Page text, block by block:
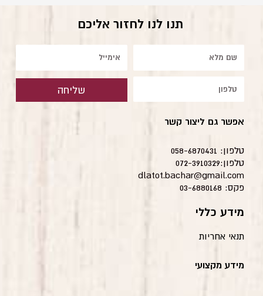
תנו לנו לחזור אליכם
שליחה
אפשר גם ליצור קשר
טלפון: 058-6870431
טלפון:072-3910329
dlatot.bachar@gmail.com
פקס: 03-6880168
מידע כללי
תנאי אחריות
מידע מקצועי